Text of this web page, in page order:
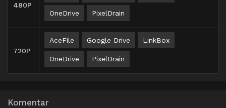
480P
OneDrive PixelDrain
720P
AceFile Google Drive LinkBox
OneDrive PixelDrain
Komentar